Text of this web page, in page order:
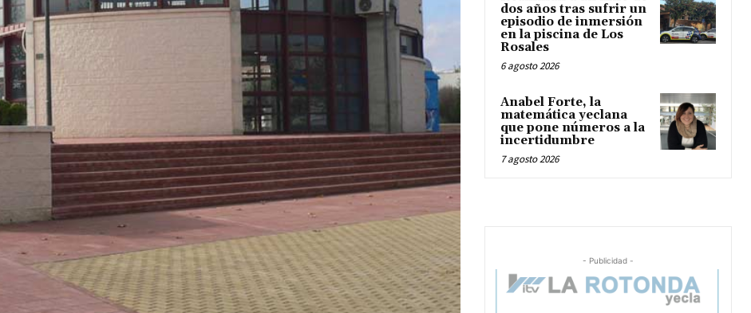
dos años tras sufrir un
episodio de inmersión
en la piscina de Los
Rosales
6 agosto 2026
Anabel Forte, la
matemática yeclana
que pone números a la
incertidumbre
7 agosto 2026
- Publicidad -